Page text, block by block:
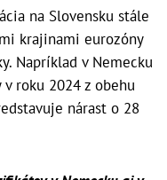
na Slovensku stále
krajinami eurozóny
Napríklad v Nemecku
roku 2024 z obehu
nárast o 28